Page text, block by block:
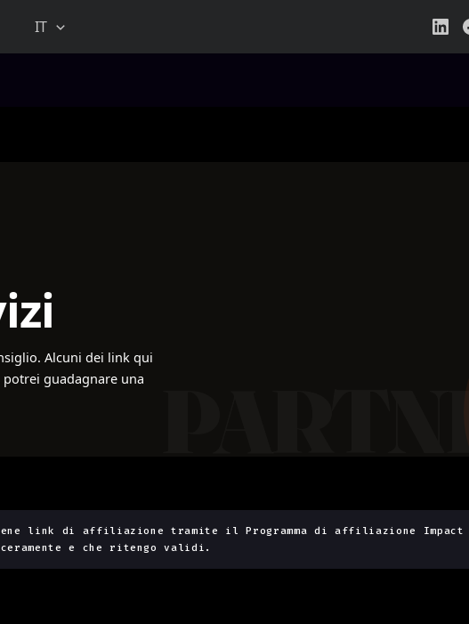
IT
Alcuni dei link qui
guadagnare una
contiene link di affiliazione tramite il Programma di affiliazione
e che ritengo validi.